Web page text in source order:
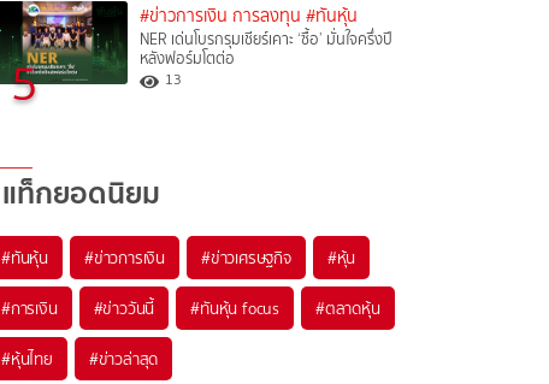
5
#ข่าวการเงิน การลงทุน #ทันหุ้น
NER เด่นโบรกรุมเชียร์เคาะ ‘ซื้อ’ มั่นใจครึ่งปี
หลังฟอร์มโตต่อ
13
แท็กยอดนิยม
#ทันหุ้น #ข่าวการเงิน #ข่าวเศรษฐกิจ #หุ้น
#การเงิน #ข่าววันนี้ #ทันหุ้น focus #ตลาดหุ้น
#หุ้นไทย #ข่าวล่าสุด